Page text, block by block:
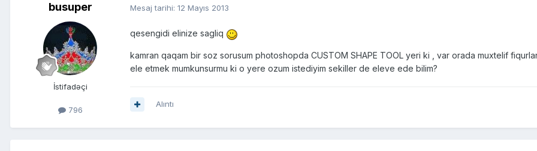
busuper
İstifadəçi
796
Mesaj tarihi: 12 Mayıs 2013
qesengidi elinize sagliq
kamran qaqam bir soz sorusum photoshopda CUSTOM SHAPE TOOL yeri ki , var orada muxtelif
ele etmek mumkunsurmu ki o yere ozum istediyim sekiller de eleve ede bilim?
Alıntı